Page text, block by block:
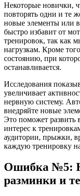
Некоторые новички,
повторять одни и те
новые элементы или
быстро избавит от
тренировок, так
нагрузкам. Кроме
состоянию, при
останавливается.
Исследования
увеличивает
нервную систему.
внедряйте новые
Это поможет развить
интерес к
аудитории, прыжки,
каждую тренировку
Ошибка №5:
разминки и